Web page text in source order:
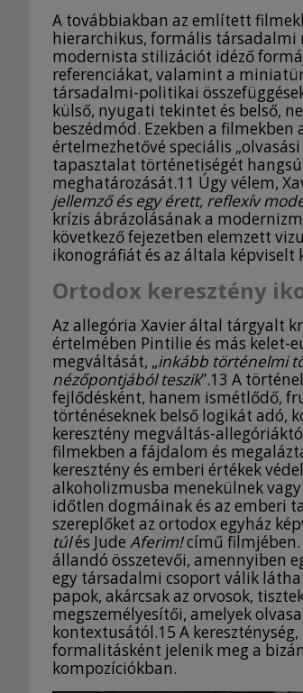
A továbbiakban az említett
hierarchikus, formális társadalmi
modernista stilizációt idéző
referenciákat, valamint a
társadalmi-politikai
külső, nyugati tekintet és belső,
beszédmód. Ezekben a
értelmezhetővé speciális
tapasztalat történetiségét
meghatározását.11 Úgy vélem,
jellemző és egy érett, reflexív
krízis ábrázolásának a
következő fejezetben elemzett
ikonográfiát és az általa
Ortodox keresztény
Az allegória Xavier által tárgyalt
értelmében Pintilie és más kelet-
megváltását, „inkább történelmi
nézőpontjából teszik”.13 A
fejlődésként, hanem ismétlődő,
történéseknek belső logikát adó,
keresztény megváltás-
filmekben a fájdalom és
keresztény és emberi értékek
alkoholizmusba menekülnek
időtlen dogmáinak és az emberi
szereplőket az ortodox egyház
túlés Jude Aferim!című filmjében.
állandó összetevői, amennyiben
egy társadalmi csoport válik
papok, akárcsak az orvosok,
megszemélyesítői, amelyek
kontextusától.15 A
formalitásként jelenik meg a
kompozíciókban.